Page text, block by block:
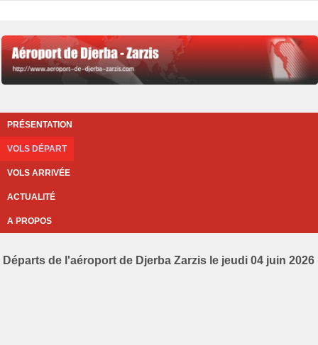
PRÉSENTATION
VOLS DÉPART
VOLS ARRIVÉE
ACTUALITÉ
A PROPOS
Départs de l'aéroport de Djerba Zarzis le jeudi 04 juin 2026